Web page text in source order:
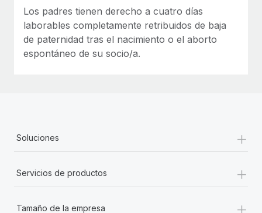
Los padres tienen derecho a cuatro días
laborables completamente retribuidos de baja
de paternidad tras el nacimiento o el aborto
espontáneo de su socio/a.
Soluciones +
Servicios de productos +
Tamaño de la empresa +